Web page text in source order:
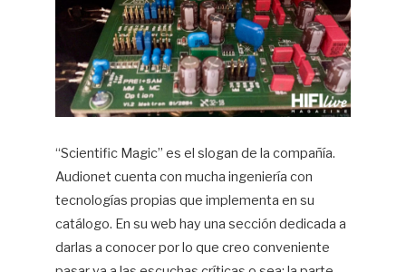
“Scientific Magic” es el slogan de la compañía.
Audionet cuenta con mucha ingeniería con
tecnologías propias que implementa en su
catálogo. En su web hay una sección dedicada a
darlas a conocer por lo que creo conveniente